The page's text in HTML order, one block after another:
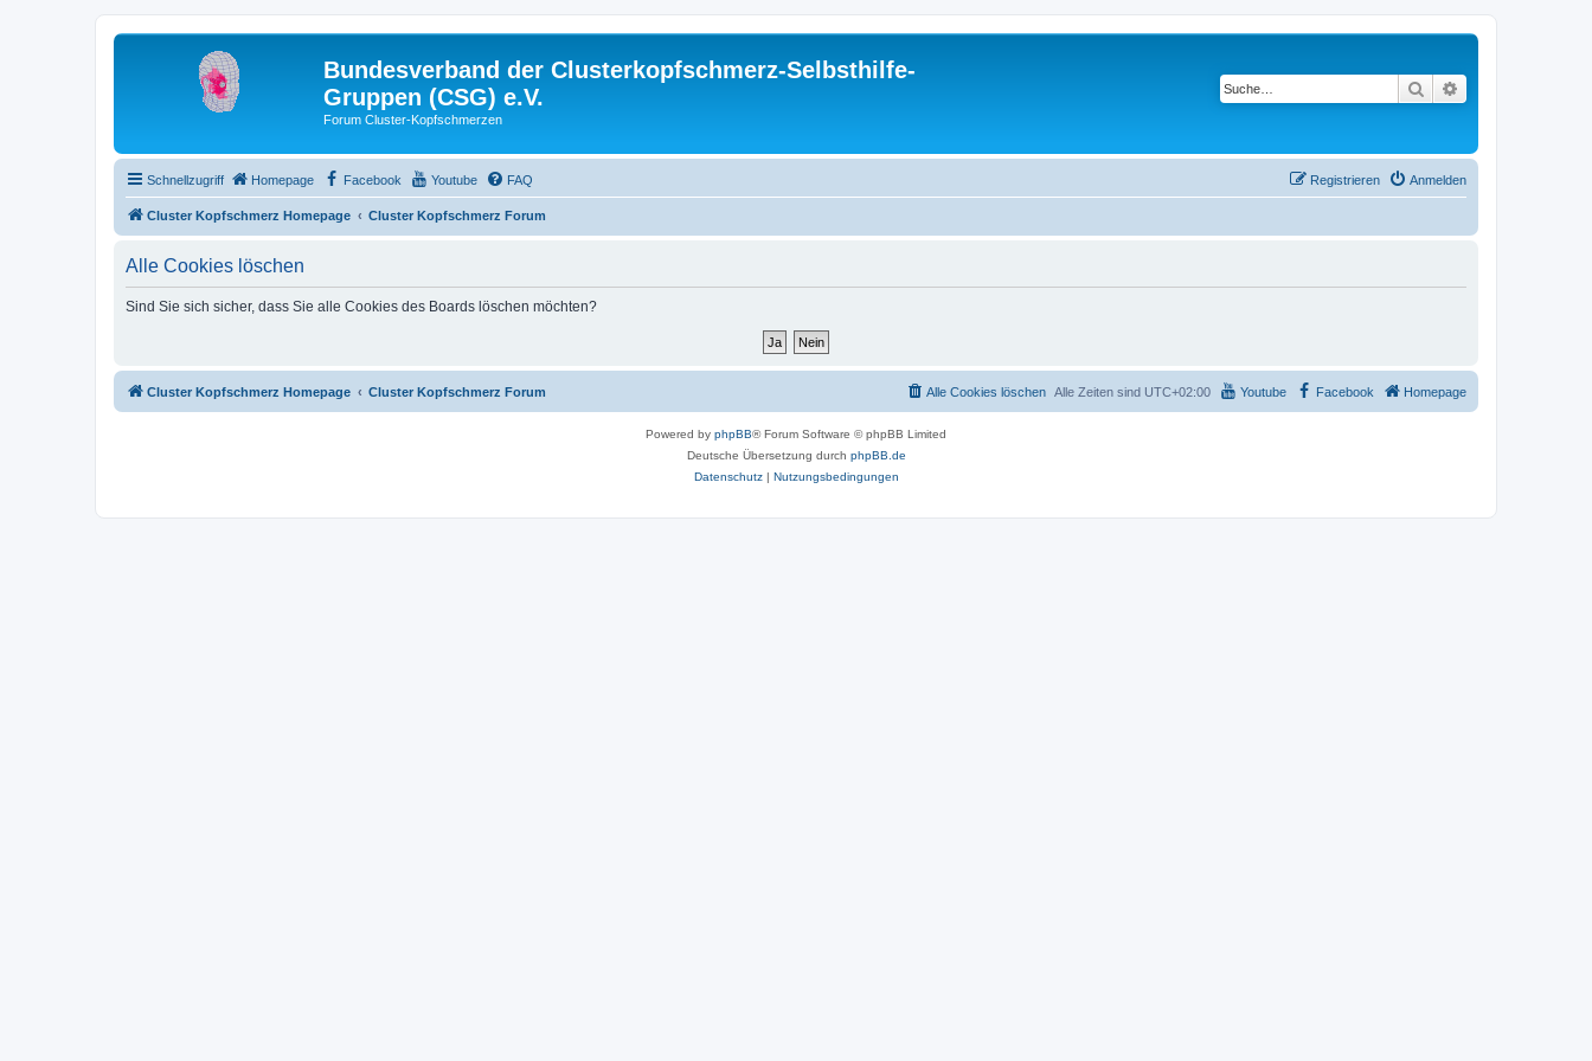
Bundesverband der Clusterkopfschmerz-Selbsthilfe-
Gruppen (CSG) e.V.
Forum Cluster-Kopfschmerzen
Suche
Schnellzugriff Homepage Facebook Youtube FAQ Anmelden
Registrieren
Cluster Kopfschmerz Homepage Cluster Kopfschmerz Forum
Alle Cookies löschen
Sind Sie sich sicher, dass Sie alle Cookies des Boards löschen möchten?
Cluster Kopfschmerz Homepage Cluster Kopfschmerz Forum Homepage
Facebook
Youtube
Alle Zeiten sind UTC+02:00
Alle Cookies löschen
Powered by phpBB® Forum Software © phpBB Limited
Deutsche Übersetzung durch phpBB.de
Datenschutz| Nutzungsbedingungen